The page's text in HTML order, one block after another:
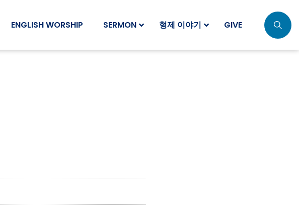
ENGLISH WORSHIP SERMON 형제 이야기 GIVE